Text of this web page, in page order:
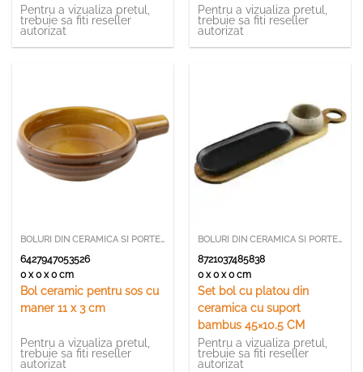
Pentru a vizualiza pretul,
trebuie sa fiti reseller
autorizat
Pentru a vizualiza pretul,
trebuie sa fiti reseller
autorizat
BOLURI DIN CERAMICA SI PORTELAN
6427947053526
0 x 0 x 0 cm
Bol ceramic pentru sos cu
maner 11 x 3 cm
Pentru a vizualiza pretul,
trebuie sa fiti reseller
autorizat
BOLURI DIN CERAMICA SI PORTELAN
8721037485838
0 x 0 x 0 cm
Set bol cu platou din
ceramica cu suport
bambus 45×10.5 CM
Pentru a vizualiza pretul,
trebuie sa fiti reseller
autorizat